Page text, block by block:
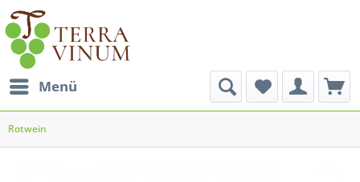
Menü
Rotwein